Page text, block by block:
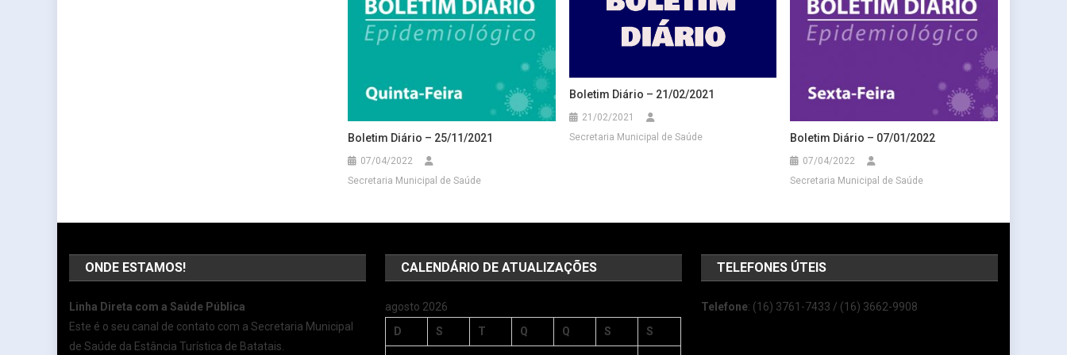
Boletim Diário – 25/11/2021
07/04/2022
Secretaria Municipal de Saúde
Boletim Diário – 21/02/2021
21/02/2021
Secretaria Municipal de Saúde
Boletim Diário – 07/01/2022
07/04/2022
Secretaria Municipal de Saúde
ONDE ESTAMOS!
Linha Direta com a Saúde Pública
Este é o seu canal de contato com a Secretaria Municipal
de Saúde da Estância Turística de Batatais.
CALENDÁRIO DE ATUALIZAÇÕES
agosto 2026
D
S T Q Q S S
TELEFONES ÚTEIS
Telefone: (16) 3761-7433 / (16) 3662-9908